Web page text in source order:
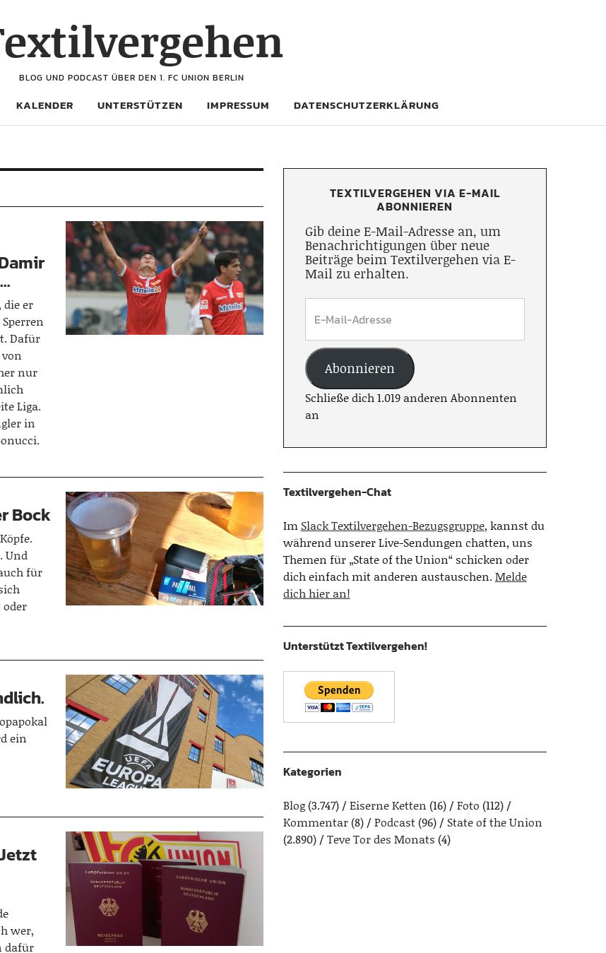
BLOG UND PODCAST ÜBER DEN 1. FC UNION BERLIN
KALENDER UNTERSTÜTZEN IMPRESSUM DATENSCHUTZERKLÄRUNG
er
Dafür
nur
Liga.
in
Bock
Und
für
ein
wer,
dafür
TEXTILVERGEHEN VIA E-MAIL
ABONNIEREN
Gib deine E-Mail-Adresse an, um
Benachrichtigungen über neue
Beiträge beim Textilvergehen via E-
Mail zu erhalten.
Abonnieren
Schließe dich 1.019 anderen Abonnenten
an
Textilvergehen-Chat
Im Slack Textilvergehen-Bezugsgruppe, kannst du
während unserer Live-Sendungen chatten, uns
Themen für „State of the Union“ schicken oder
dich einfach mit anderen austauschen.Melde
dich hier an!
Unterstützt Textilvergehen!
Kategorien
Blog(3.747) Eiserne Ketten (16) Foto (112)
Kommentar(8) Podcast(96)
State of the Union
(2.890)
Teve Tor des Monats (4)